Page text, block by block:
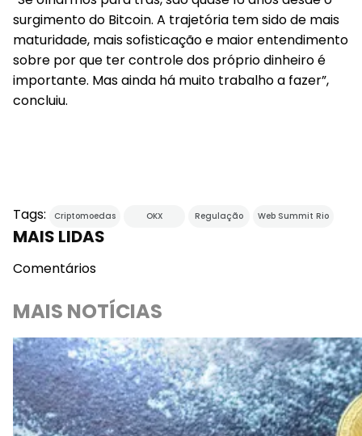
surgimento do Bitcoin. A trajetória tem sido de mais
maturidade, mais sofisticação e maior entendimento
sobre por que ter controle dos próprio dinheiro é
importante. Mas ainda há muito trabalho a fazer”,
concluiu.
Tags: Criptomoedas OKX Regulação Web Summit Rio
MAIS LIDAS
Comentários
MAIS NOTÍCIAS